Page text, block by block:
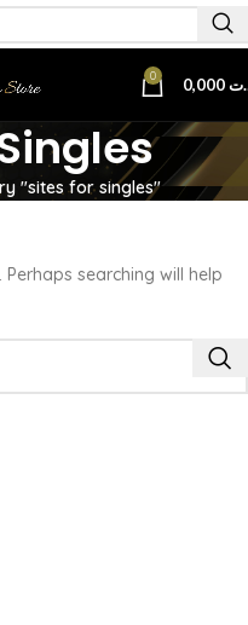
0
"sites for singles"
searching will help